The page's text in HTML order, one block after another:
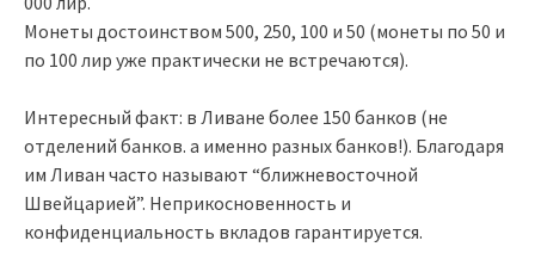
Монеты достоинством 500, 250, 100 и 50 (монеты по 50 и
по 100 лир уже практически не встречаются).
Интересный факт: в Ливане более 150 банков (не
отделений банков. а именно разных банков!). Благодаря
им Ливан часто называют “ближневосточной
Швейцарией”. Неприкосновенность и
конфиденциальность вкладов гарантируется.